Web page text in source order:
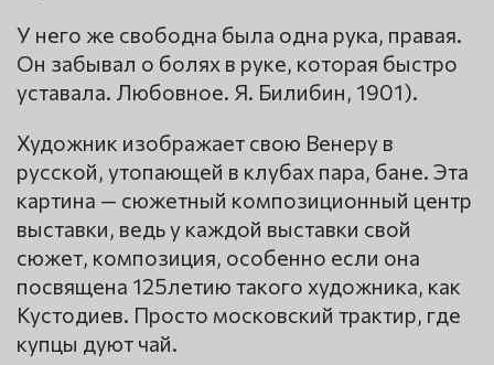
У него же свободна была одна рука, правая.
Он забывал о болях в руке, которая быстро
уставала. Любовное. Я. Билибин, 1901).
Художник изображает свою Венеру в
русской, утопающей в клубах пара, бане. Эта
картина — сюжетный композиционный центр
выставки, ведь у каждой выставки свой
сюжет, композиция, особенно если она
посвящена 125летию такого художника, как
Кустодиев. Просто московский трактир, где
купцы дуют чай.